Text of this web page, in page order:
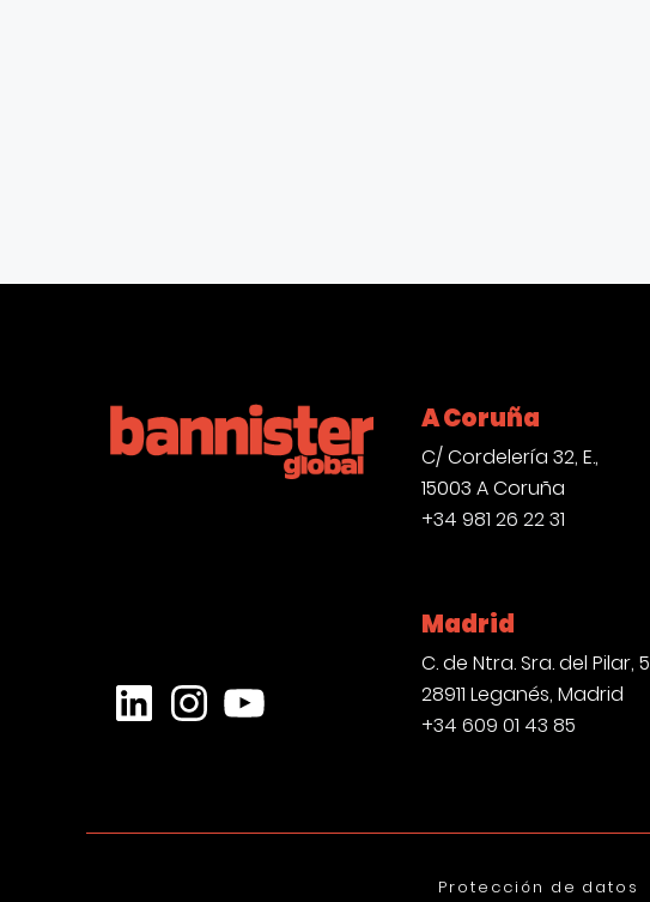
LinkedIn Instagram YouTube
A Coruña
C/ Cordelería 32, E.,
15003 A Coruña
+34 981 26 22 31
Madrid
C. de Ntra. Sra. del Pilar, 5
28911 Leganés, Madrid
+34 609 01 43 85
Protección de datos